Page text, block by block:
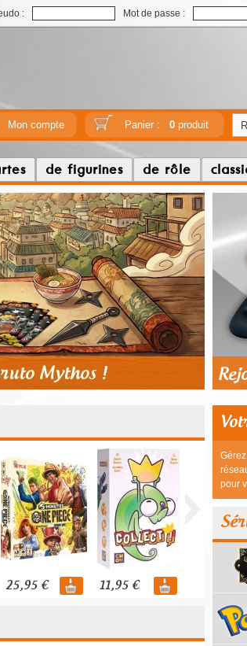
: Mot de passe :
Mon compte Panier : 0produit
de figurines de rôle
25,95 € 11,95 €
pour